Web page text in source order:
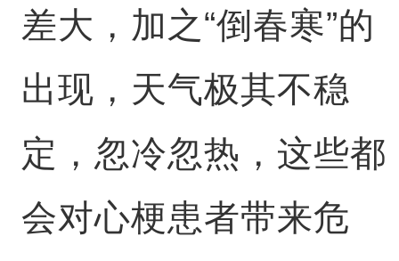
差大，加之“倒春寒”的
出现，天气极其不稳
定，忽冷忽热，这些都
会对心梗患者带来危